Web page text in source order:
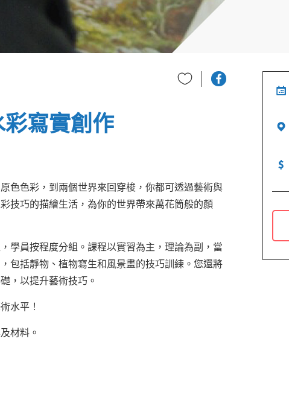
寫實創作
色色彩，到兩個世界來回穿梭，你都可透過藝術與
技巧的描繪生活，為你的世界帶來萬花筒般的顏
學員按程度分組。課程以實習為主，理論為副，當
包括靜物、植物寫生和風景畫的技巧訓練。您還將
，以提升藝術技巧。
水平！
及材料。